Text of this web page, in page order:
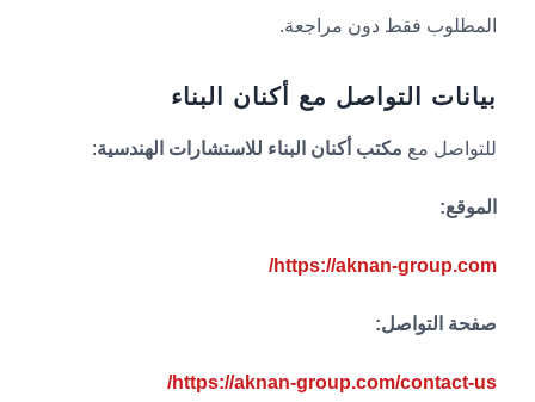
المطلوب فقط دون مراجعة.
بيانات التواصل مع أكنان البناء
للتواصل مع مكتب أكنان البناء للاستشارات الهندسية:
الموقع:
https://aknan-group.com/
صفحة التواصل:
https://aknan-group.com/contact-us/